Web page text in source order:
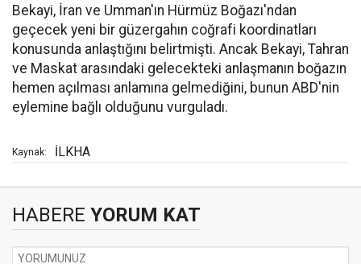
Bekayi, İran ve Umman'ın Hürmüz Boğazı'ndan
geçecek yeni bir güzergahın coğrafi koordinatları
konusunda anlaştığını belirtmişti. Ancak Bekayi, Tahran
ve Maskat arasındaki gelecekteki anlaşmanın boğazın
hemen açılması anlamına gelmediğini, bunun ABD'nin
eylemine bağlı olduğunu vurguladı.
Kaynak: İLKHA
HABERE YORUM KAT